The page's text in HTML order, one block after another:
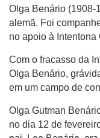
Olga Benário (1908-
alemã. Foi
no apoio à
Com o fracasso da
Olga Benário,
em um campo de
Olga Gutman
no dia 12 de